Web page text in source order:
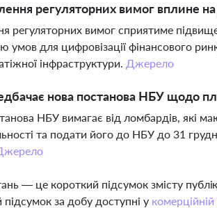
регуляторних вимог вплине на
регуляторних вимог сприятиме
умов для цифровізації фінансового
інфраструктури. Джерело
нова постанова НБУ щодо
НБУ вимагає від ломбардів, які
та подати його до НБУ до 31
— це короткий підсумок змісту
за добу доступні у